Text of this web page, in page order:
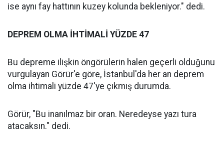
ise aynı fay hattının kuzey kolunda bekleniyor." dedi.
DEPREM OLMA İHTİMALİ YÜZDE 47
Bu depreme ilişkin öngörülerin halen geçerli olduğunu
vurgulayan Görür'e göre, İstanbul'da her an deprem
olma ihtimali yüzde 47'ye çıkmış durumda.
Görür, "Bu inanılmaz bir oran. Neredeyse yazı tura
atacaksın." dedi.